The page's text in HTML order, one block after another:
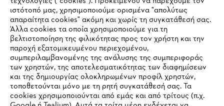
#STIHL
Εταιρεία
ιστότοπό μας, χρησιμοποιούμε ορισμένα "απολύτως
απαραίτητα cookies" ακόμη και χωρίς τη συγκατάθεσή σας.
Άλλα cookies τα οποία χρησιμοποιούμε για τη
βελτιστοποίηση της φιλικότητας προς τον χρήστη και την
παροχή εξατομικευμένου περιεχομένου,
συμπεριλαμβανομένης της ανάλυσης της συμπεριφοράς
των χρηστών, της αποτελεσματικότητας των διαφημίσεων
και της δημιουργίας ολοκληρωμένων προφίλ χρηστών,
τοποθετούνται μόνο με τη ρητή συγκατάθεσή σας. Τα
cookies χρησιμοποιούνται από εμάς και από τρίτους (π.χ.